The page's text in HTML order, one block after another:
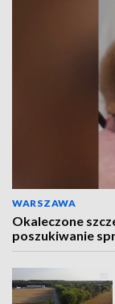
WARSZAWA
Okaleczone
poszukiwanie